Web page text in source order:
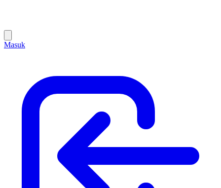
Masuk